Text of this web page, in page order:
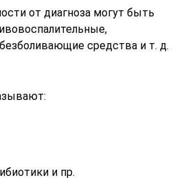
от диагноза могут быть
средства и т. д.
и пр.